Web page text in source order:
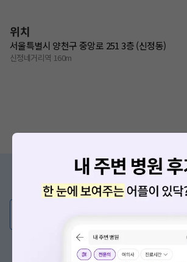
위치
서울특별시 양천구 중앙로 251 3층 (신정동)
신정네거리역 160m
증상/치료, 궁금한 점이 있
의사가 직접 답해드려요!
혹은, 의료상담 서비스에 다양한 게시글